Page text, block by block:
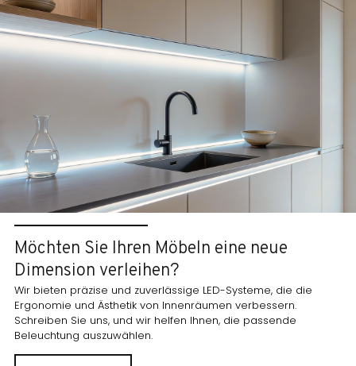
Möchten Sie Ihren Möbeln eine neue
Dimension verleihen?
Wir bieten präzise und zuverlässige LED-Systeme, die die
Ergonomie und Ästhetik von Innenräumen verbessern.
Schreiben Sie uns, und wir helfen Ihnen, die passende
Beleuchtung auszuwählen.